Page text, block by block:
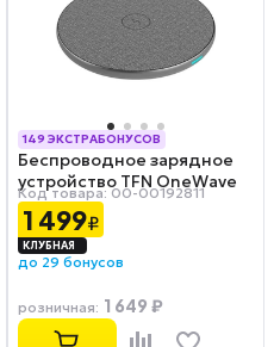
149 ЭКСТРАБОНУСОВ
РАССРОЧКА 0-0-12
Беспроводное зарядное
устройство TFN OneWave
15W
Код товара: 00-00192811
1 499₽
до 29 бонусов
розничная: 1 649 ₽